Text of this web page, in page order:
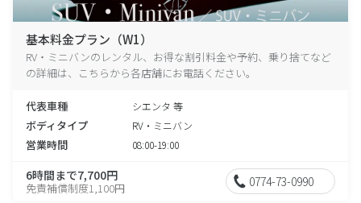
基本料金プラン（W1）
RV・ミニバンのレンタル、お得な割引料金や予約、乗り捨てなど
の詳細は、こちらから各店舗にお電話ください。
代表車種 シエンタ 等
ボディタイプ RV・ミニバン
営業時間 08:00-19:00
6時間まで7,700円
免責補償制度1,100円 0774-73-0990